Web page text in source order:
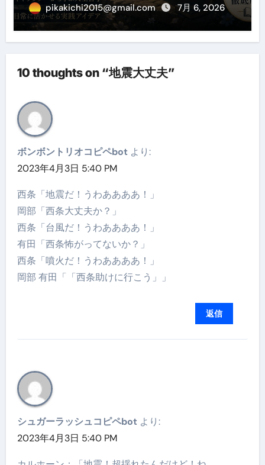
pikakichi2015@gmail.com 7月 6, 2026
10 thoughts on “地震大丈夫”
ボンボントリオコピペbot より:
2023年4月3日 5:40 PM
西条「地震だ！うわああああ！」
岡部「西条大丈夫か？」
西条「台風だ！うわああああ！」
有田「西条怖がってないか？」
西条「噴火だ！うわああああ！」
岡部 有田「「西条助けに行こう」」
返信
シュガーラッシュコピペbot より:
2023年4月3日 5:40 PM